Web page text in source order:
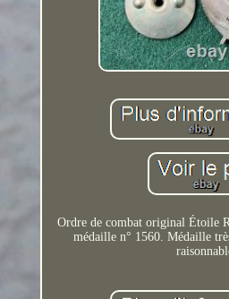
Ordre de combat original Étoile
médaille n° 1560. Médaille